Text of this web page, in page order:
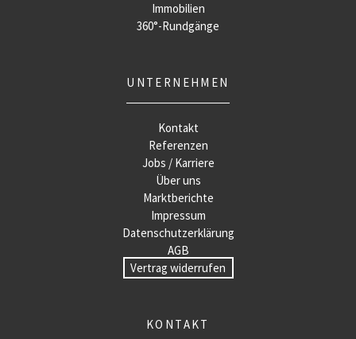
Immobilien
360°-Rundgänge
UNTERNEHMEN
Kontakt
Referenzen
Jobs / Karriere
Über uns
Marktberichte
Impressum
Datenschutzerklärung
AGB
Vertrag widerrufen
KONTAKT